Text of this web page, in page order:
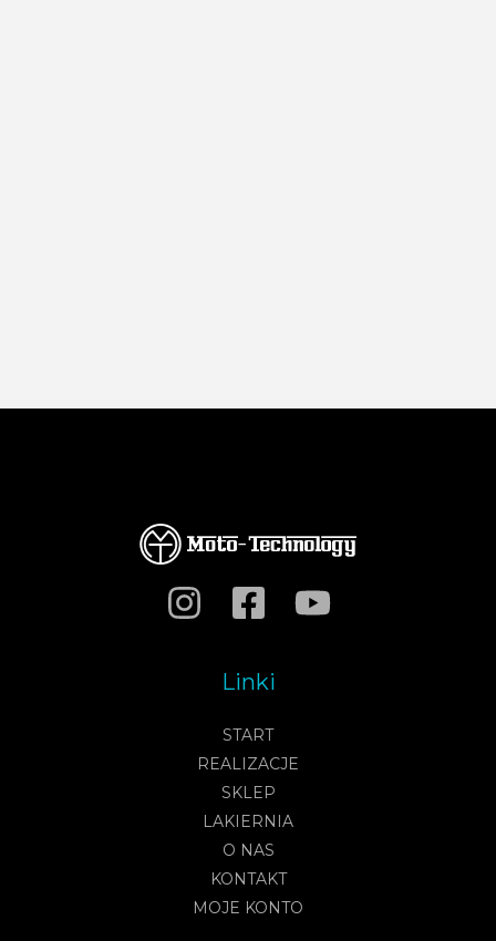
Linki
START
REALIZACJE
SKLEP
LAKIERNIA
O NAS
KONTAKT
MOJE KONTO